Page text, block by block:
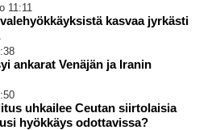
11:11
kasvaa jyrkästi
ankarat Venäjän ja Iranin
uhkailee Ceutan siirtolaisia
hyökkäys odottavissa?